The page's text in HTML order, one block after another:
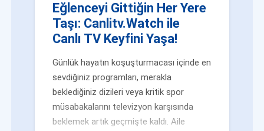
Eğlenceyi Gittiğin Her Yere
Taşı: Canlitv.Watch ile
Canlı TV Keyfini Yaşa!
Günlük hayatın koşuşturmacası içinde en
sevdiğiniz programları, merakla
beklediğiniz dizileri veya kritik spor
müsabakalarını televizyon karşısında
beklemek artık geçmişte kaldı. Aile